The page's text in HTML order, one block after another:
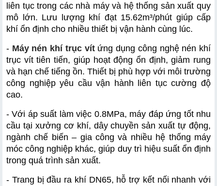
liên tục trong các nhà máy và hệ thống sản xuất quy
mô lớn. Lưu lượng khí đạt 15.62m³/phút giúp cấp
khí ổn định cho nhiều thiết bị vận hành cùng lúc.
- Máy nén khí trục vít ứng dụng công nghệ nén khí
trục vít tiên tiến, giúp hoạt động ổn định, giảm rung
và hạn chế tiếng ồn. Thiết bị phù hợp với môi trường
công nghiệp yêu cầu vận hành liên tục cường độ
cao.
- Với áp suất làm việc 0.8MPa, máy đáp ứng tốt nhu
cầu tại xưởng cơ khí, dây chuyền sản xuất tự động,
ngành chế biến – gia công và nhiều hệ thống máy
móc công nghiệp khác, giúp duy trì hiệu suất ổn định
trong quá trình sản xuất.
- Trang bị đầu ra khí DN65, hỗ trợ kết nối nhanh với